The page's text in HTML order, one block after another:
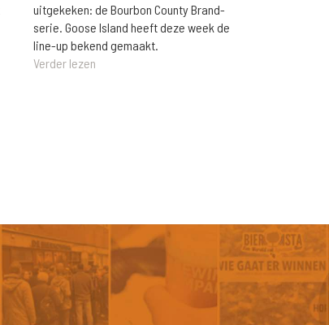
uitgekeken: de Bourbon County Brand-
serie. Goose Island heeft deze week de
line-up bekend gemaakt.
Verder lezen